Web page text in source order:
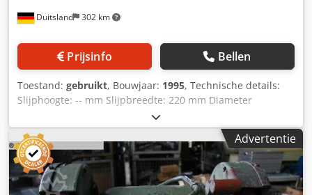
Duitsland 302 km
Prijsinfo Bellen
Toestand: gebruikt, Bouwjaar: 1995, Technische details:
Slijphoogte: -- mm Slijpbreedte: 220 mm Diameter
slijpschijf: 762 mm Cedpfx Aswi Nh Nja Ujha Totaal
benodigd vermogen: 90 kW Machinegewicht ca.: 13 t
Spindelaandrijving: Slijpspindel 1: 37 kW
Spindelaandrijving: Slijpspindel 2: 37 kW Slijpmachine voor
het voorslijpen van drijfstangen Met 2 reserve
spindelmotoren *
Advertentie